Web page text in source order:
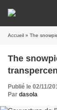
Accueil » The
The
Publié le 02/11/
Par dasola